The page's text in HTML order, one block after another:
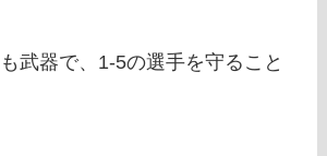
武器で、1-5の選手を守ること